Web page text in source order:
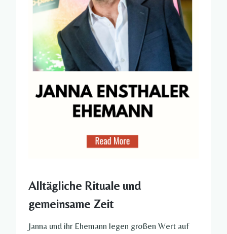
Alltägliche Rituale und
gemeinsame Zeit
Janna und ihr Ehemann legen großen Wert auf